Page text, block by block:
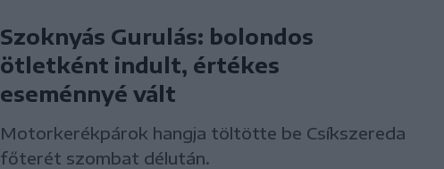
Szoknyás Gurulás: bolondos
ötletként indult, értékes
eseménnyé vált
Motorkerékpárok hangja töltötte be Csíkszereda
főterét szombat délután.